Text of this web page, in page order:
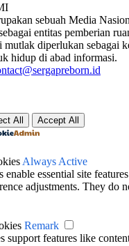
sebuah Media
entitas pemberian
mutlak diperlukan sebagai
hidup di abad informasi.
All Accept All
Always Active
enable essential site
adjustments. They do
Remark
support features like